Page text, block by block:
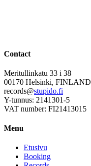
Contact
Meritullinkatu 33 i 38
00170 Helsinki, FINLAND
records@stupido.fi
Y-tunnus: 2141301-5
VAT number: FI21413015
Menu
Etusivu
Booking